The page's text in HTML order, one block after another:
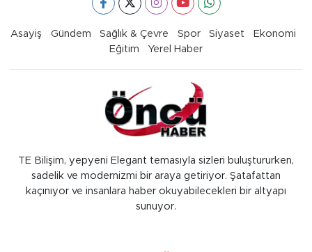
Asayiş Gündem Sağlık & Çevre Spor Siyaset
Ekonomi
Eğitim
Yerel Haber
TE Bilişim, yepyeni Elegant temasıyla sizleri buluştururken,
sadelik ve modernizmi bir araya getiriyor. Şatafattan
kaçınıyor ve insanlara haber okuyabilecekleri bir altyapı
sunuyor.